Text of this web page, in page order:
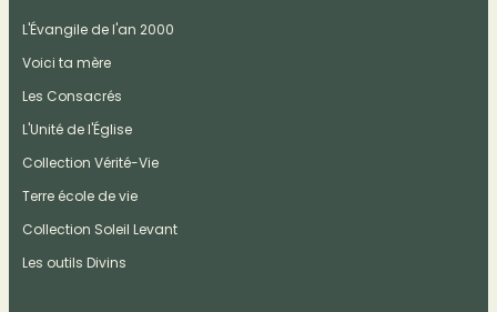
L'Évangile de l'an 2000
Voici ta mère
Les Consacrés
L'Unité de l'Église
Collection Vérité-Vie
Terre école de vie
Collection Soleil Levant
Les outils Divins